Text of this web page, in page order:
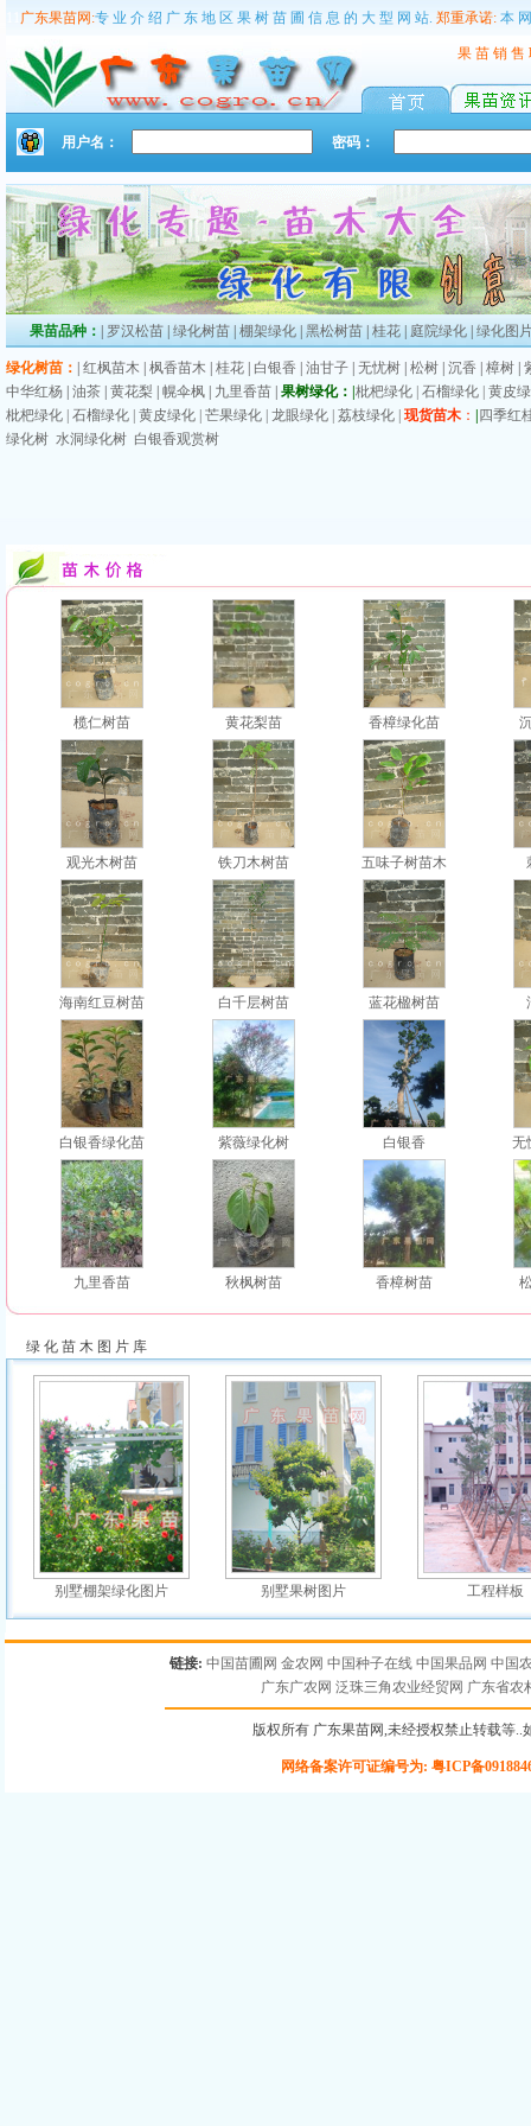
广东果苗网:专 业 介 绍 广 东 地 区 果 树 苗 圃 信 息 的 大 型 网 站. 郑重承诺: 本
果 苗 销 售
用户名： 密码：
果苗品种： 罗汉松苗| 绿化树苗| 棚架绿化| 黑松树苗| 桂花| 庭院绿化| 绿化图
绿化树苗： 红枫苗木 枫香苗木 桂花 白银香 油甘子 无忧树 松树 沉香 樟树
中华红杨 油茶 黄花梨 幌伞枫 九里香苗 果树绿化： 枇杷绿化 | 石榴绿化 | 黄皮
枇杷绿化 | 石榴绿化 | 黄皮绿化 | 芒果绿化 | 龙眼绿化 | 荔枝绿化 | 现货苗木 ：
四季红
绿化树 水洞绿化树 白银香观赏树
榄仁树苗 黄花梨苗 香樟绿化苗
观光木树苗 铁刀木树苗 五味子树苗木
海南红豆树苗 白千层树苗 蓝花楹树苗
白银香绿化苗 紫薇绿化树 白银香 无
九里香苗 秋枫树苗 香樟树苗
绿 化 苗 木 图 片 库
别墅棚架绿化图片 别墅果树图片 工程样板
链接: 中国苗圃网 金农网 中国种子在线 中国果品网 中国
广东广农网 泛珠三角农业经贸网 广东省农
版权所有 广东果苗网,未经授权禁止转载等..
网络备案许可证编号为: 粤ICP备